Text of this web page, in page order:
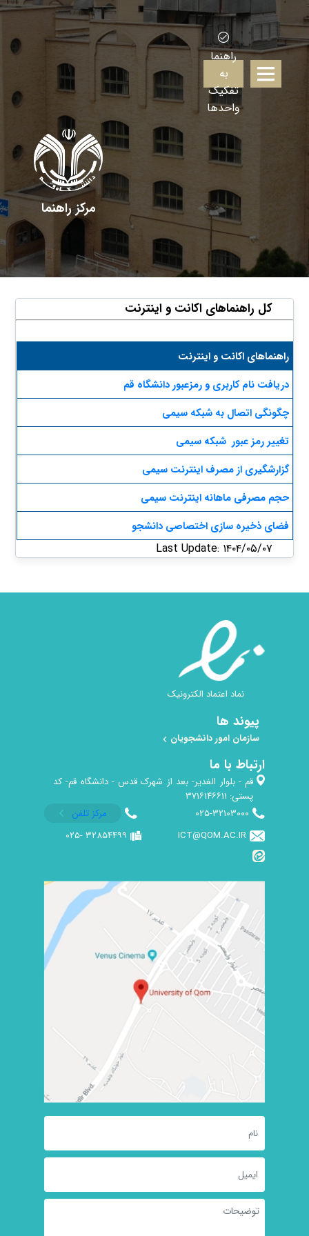
راهنما
به
تفکیک
واحدها
مرکز راهنما
کل راهنماهای اکانت و اینترنت
راهنماهای اکانت و اینترنت
دریافت نام کاربری و رمزعبور دانشگاه قم​
چگونگی اتصال به شبکه سیمی
تغییر رمز عبور شبکه سیمی​
گزارشگیری از مصرف اینترنت​​ سیمی
حجم مصرفی ماهانه اینترنت سیمی​
فضای ذخیره سازی اختصاصی دانشجو
Last Update: ۱۴۰۴/۰۵/۰۷
نماد اعتماد الکترونیک
پیوند ها
سازمان امور دانشجویان
ارتباط با ما
قم - بلوار الغدیر- بعد از شهرک قدس - دانشگاه قم- کد
پستی: ۳۷۱۶۱۴۶۶۱۱
۰۲۵-۳۲۱۰۳۰۰۰
مرکز تلفن
ICT@QOM.AC.IR ​​
۳۲۸۵۴۴۹۹ -۰۲۵